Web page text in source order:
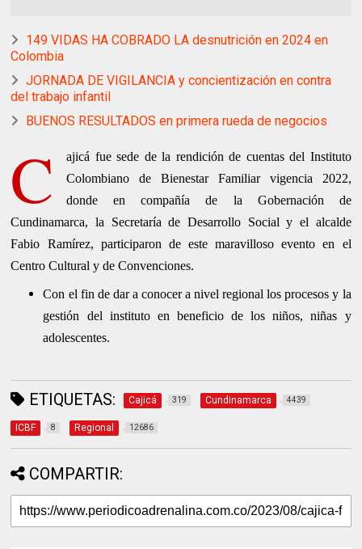
149 VIDAS HA COBRADO LA desnutrición en 2024 en
Colombia
JORNADA DE VIGILANCIA y concientización en contra
del trabajo infantil
BUENOS RESULTADOS en primera rueda de negocios
C
ajicá fue sede de la rendición de cuentas del Instituto
Colombiano de Bienestar Familiar vigencia 2022,
donde en compañía de la Gobernación de
Cundinamarca, la Secretaría de Desarrollo Social y el alcalde
Fabio Ramírez, participaron de este maravilloso evento en el
Centro Cultural y de Convenciones.
Con el fin de dar a conocer a nivel regional los procesos y la
gestión del instituto en beneficio de los niños, niñas y
adolescentes.
ETIQUETAS: Cajicá 319 Cundinamarca 4439
ICBF 8 Regional 12686
COMPARTIR: